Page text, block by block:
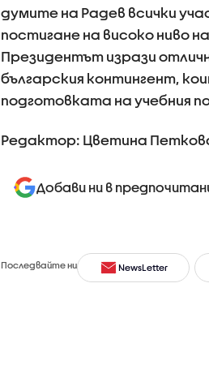
думите на Радев всички
постигане на високо ниво
Президентът изрази
българския контингент,
подготовката на учебния
Редактор: Цветина
Добави ни в
Последвайте ни NewsLetter